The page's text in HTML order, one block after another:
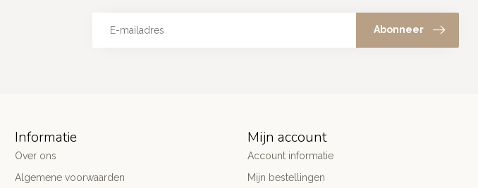
Abonneer
Informatie
Over ons
Algemene voorwaarden
Mijn account
Account informatie
Mijn bestellingen